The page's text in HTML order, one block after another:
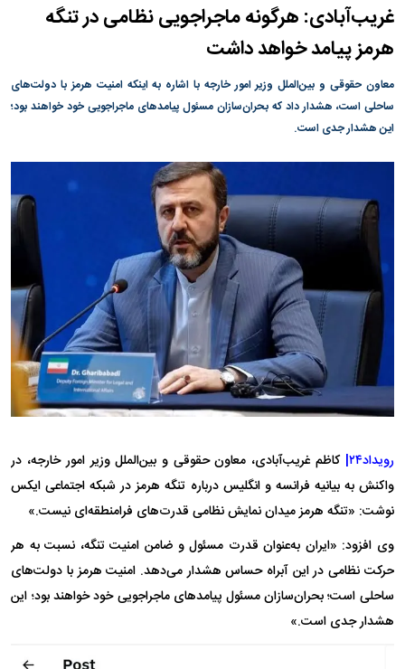
غریب‌آبادی: هرگونه ماجراجویی نظامی در تنگه
هرمز پیامد خواهد داشت
معاون حقوقی و بین‌الملل وزیر امور خارجه با اشاره به اینکه امنیت هرمز با دولت‌های
ساحلی است، هشدار داد که بحران‌سازان مسئول پیامد‌های ماجراجویی خود خواهند بود؛
این هشدار جدی است.
رویداد۲۴|
کاظم غریب‌آبادی، معاون حقوقی و بین‌الملل وزیر امور خارجه، در
واکنش به بیانیه فرانسه و انگلیس درباره تنگه هرمز در شبکه اجتماعی ایکس
نوشت: «تنگه هرمز میدان نمایش نظامی قدرت‌های فرامنطقه‌ای نیست.»
وی افزود: «ایران به‌عنوان قدرت مسئول و ضامن امنیت تنگه، نسبت به هر
حرکت نظامی در این آبراه حساس هشدار می‌دهد. امنیت هرمز با دولت‌های
ساحلی است؛ بحران‌سازان مسئول پیامد‌های ماجراجویی خود خواهند بود؛ این
هشدار جدی است.»